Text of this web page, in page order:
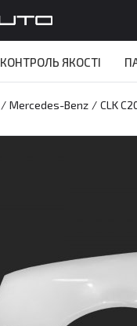
КОНТРОЛЬ ЯКОСТІ
/ Mercedes-Benz / CLK